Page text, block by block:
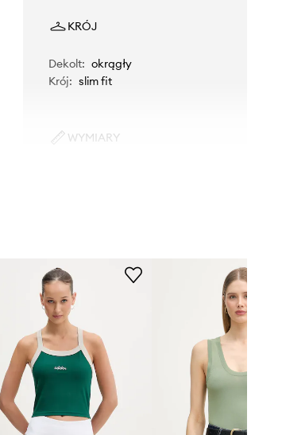
KRÓJ
Dekolt: okrągły
Krój: slim fit
WYMIARY
Tabela rozmiarów